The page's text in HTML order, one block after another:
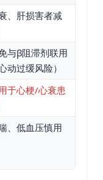
、肝损害者减
与β阻滞剂联用
心动过缓风险）
于心梗/心衰患
、低血压慎用